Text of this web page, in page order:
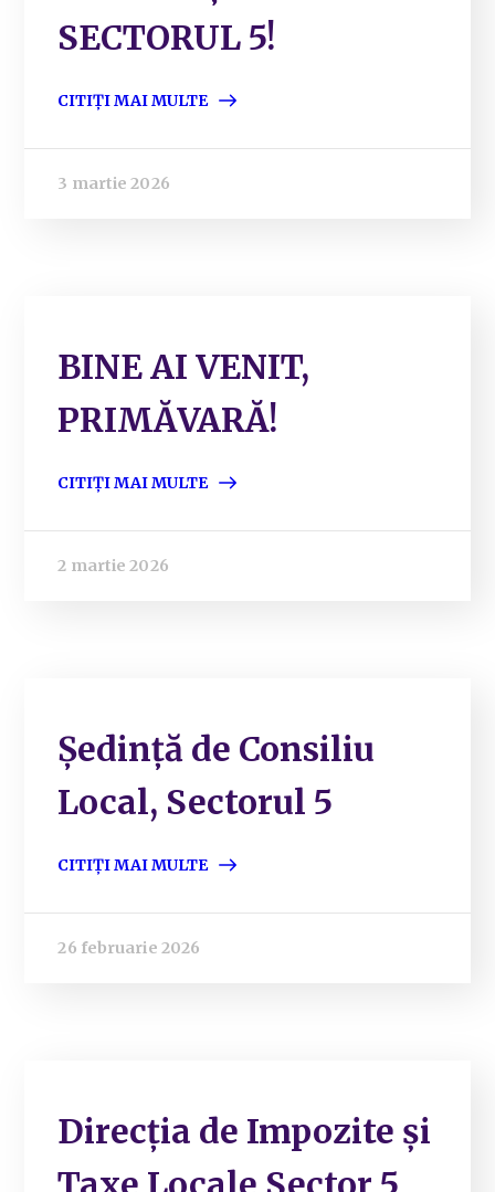
SECTORUL 5!
CITIȚI MAI MULTE
3 martie 2026
BINE AI VENIT,
PRIMĂVARĂ!
CITIȚI MAI MULTE
2 martie 2026
Ședință de Consiliu
Local, Sectorul 5
CITIȚI MAI MULTE
26 februarie 2026
Direcția de Impozite și